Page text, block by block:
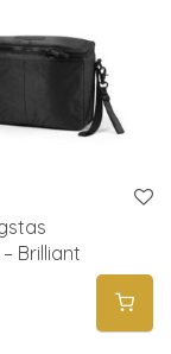
Brilliant